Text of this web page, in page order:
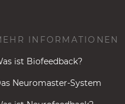
INFORMATIONEN
ist Biofeedback?
Neuromaster-System